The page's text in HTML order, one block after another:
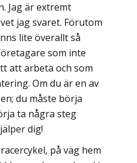
Jag är extremt
jag svaret. Förutom
lite överallt så
som inte
att arbeta och som
Om du är en av
du måste börja
ta några steg
dig!
på väg hem